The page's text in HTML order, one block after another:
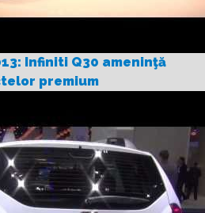
Infiniti Q30 ameninţă
premium